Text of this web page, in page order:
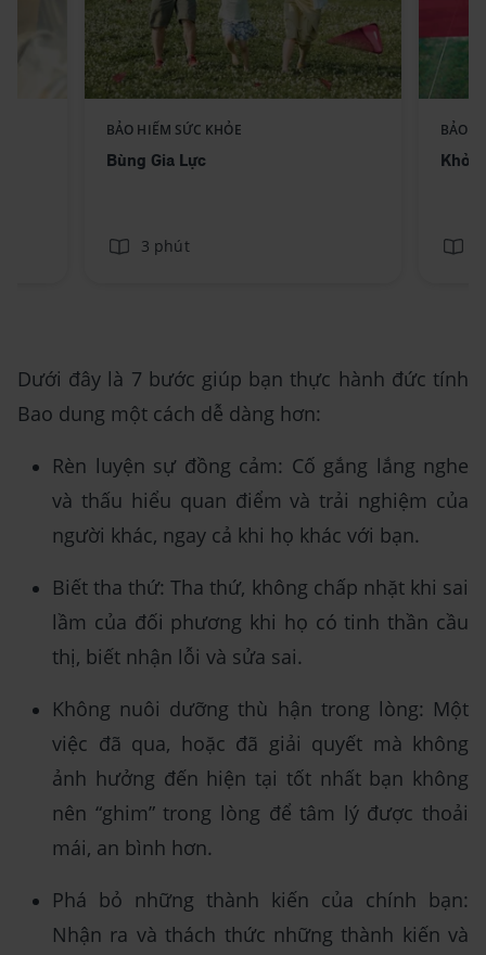
Replace component AIA -
BẢO HIỂM SỨC KHỎE
Bùng Gia Lực
3 phút
BẢO
Khỏe
Dưới đây là 7 bước giúp bạn thực hành đức tính
Bao dung một cách dễ dàng hơn:
Rèn luyện sự đồng cảm: Cố gắng lắng nghe
và thấu hiểu quan điểm và trải nghiệm của
người khác, ngay cả khi họ khác với bạn.
Biết tha thứ: Tha thứ, không chấp nhặt khi sai
lầm của đối phương khi họ có tinh thần cầu
thị, biết nhận lỗi và sửa sai.
Không nuôi dưỡng thù hận trong lòng: Một
việc đã qua, hoặc đã giải quyết mà không
ảnh hưởng đến hiện tại tốt nhất bạn không
nên “ghim” trong lòng để tâm lý được thoải
mái, an bình hơn.
Phá bỏ những thành kiến của chính bạn:
Nhận ra và thách thức những thành kiến và